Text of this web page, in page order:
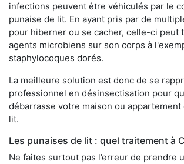
infections peuvent être véhiculés par le
punaise de lit. En ayant pris par de
pour hiberner ou se cacher, celle-ci peut
agents microbiens sur son corps à
staphylocoques dorés.
La meilleure solution est donc de se
professionnel en désinsectisation pour
débarrasse votre maison ou appartement
lit.
Les punaises de lit : quel traitement à
Ne faites surtout pas l’erreur de prendre